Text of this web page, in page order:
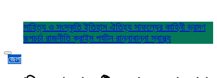
সাহিত্য ও সংস্কৃতিইতিহাস ঐতিহ্য সাফল্যের কাহিনীভ্রমণ
রূপচর্চা রাজনীতিক্রাইম পর্যটন রান্নাবান্নাস্বাস্থ্য
জেলা